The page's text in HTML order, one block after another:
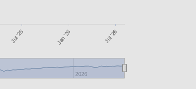
Jul '25 Jan '26 Jul '26
2026